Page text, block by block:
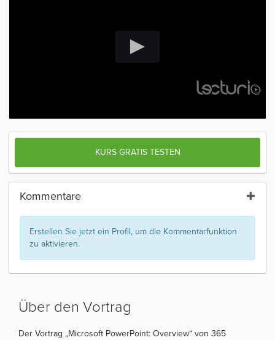
KURS GRATIS TESTEN
Kommentare
Erstellen Sie jetzt ein Profil, um die Kommentarfunktion
zu aktivieren.
Über den Vortrag
Der Vortrag „Microsoft PowerPoint: Overview“ von 365